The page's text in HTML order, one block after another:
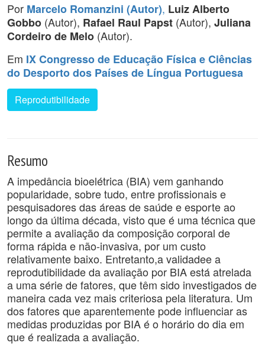
Por Marcelo Romanzini (Autor), Luiz Alberto
Gobbo (Autor), Rafael Raul Papst (Autor), Juliana
Cordeiro de Melo (Autor).
Em IX Congresso de Educação Física e Ciências
do Desporto dos Países de Língua Portuguesa
Reprodutibilidade
Resumo
A impedância bioelétrica (BIA) vem ganhando
popularidade, sobre tudo, entre profissionais e
pesquisadores das áreas de saúde e esporte ao
longo da última década, visto que é uma técnica que
permite a avaliação da composição corporal de
forma rápida e não-invasiva, por um custo
relativamente baixo. Entretanto,a validadee a
reprodutibilidade da avaliação por BIA está atrelada
a uma série de fatores, que têm sido investigados de
maneira cada vez mais criteriosa pela literatura. Um
dos fatores que aparentemente pode influenciar as
medidas produzidas por BIA é o horário do dia em
que é realizada a avaliação.